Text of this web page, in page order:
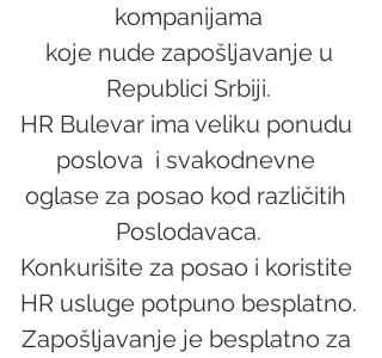
kompanijama
Republici Srbiji.
HR Bulevar ima veliku ponudu
poslova  i svakodnevne
oglase za posao kod različitih
Poslodavaca.
Konkurišite za posao i koristite
HR usluge potpuno besplatno.
Zapošljavanje je besplatno za